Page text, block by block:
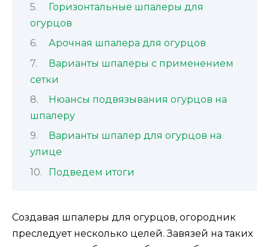
Горизонтальные шпалеры для
огурцов
Арочная шпалера для огурцов
Варианты шпалеры с применением
сетки
Нюансы подвязывания огурцов на
шпалеру
Варианты шпалер для огурцов на
улице
Подведем итоги
Создавая шпалеры для огурцов, огородник
преследует несколько целей. Завязей на таких